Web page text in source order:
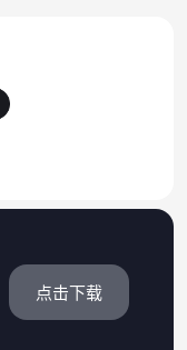
点击下载